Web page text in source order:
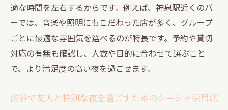
適な時間を左右するからです。例えば、神泉駅近くのバ
ーでは、音楽や照明にもこだわった店が多く、グループ
ごとに最適な雰囲気を選べるのが特長です。予約や貸切
対応の有無も確認し、人数や目的に合わせて選ぶこと
で、より満足度の高い夜を過ごせます。
渋谷で友人と特別な夜を過ごすためのシーシャ活用法